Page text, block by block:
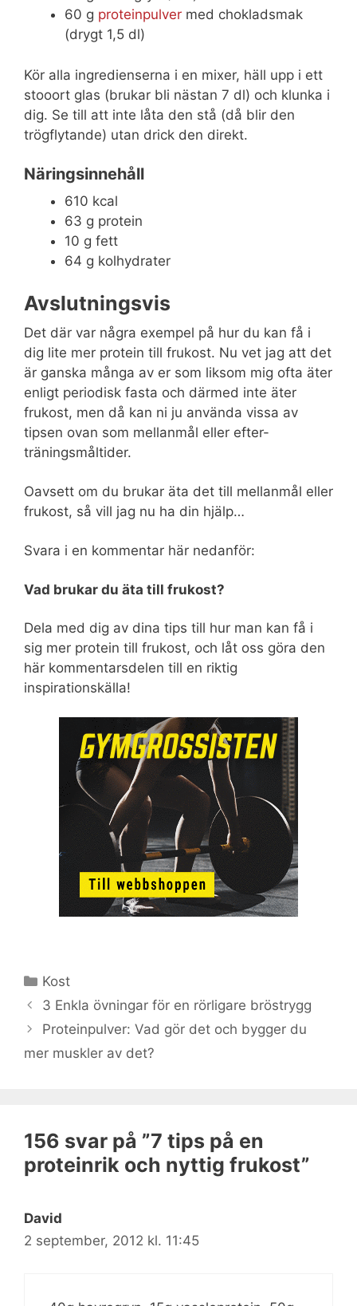
60 g proteinpulver med chokladsmak
(drygt 1,5 dl)
Kör alla ingredienserna i en mixer, häll upp i ett
stooort glas (brukar bli nästan 7 dl) och klunka i
dig. Se till att inte låta den stå (då blir den
trögflytande) utan drick den direkt.
Näringsinnehåll
610 kcal
63 g protein
10 g fett
64 g kolhydrater
Avslutningsvis
Det där var några exempel på hur du kan få i
dig lite mer protein till frukost. Nu vet jag att det
är ganska många av er som liksom mig ofta äter
enligt periodisk fasta och därmed inte äter
frukost, men då kan ni ju använda vissa av
tipsen ovan som mellanmål eller efter-
träningsmåltider.
Oavsett om du brukar äta det till mellanmål eller
frukost, så vill jag nu ha din hjälp…
Svara i en kommentar här nedanför:
Vad brukar du äta till frukost?
Dela med dig av dina tips till hur man kan få i
sig mer protein till frukost, och låt oss göra den
här kommentarsdelen till en riktig
inspirationskälla!
Kategorier
Kost
3 Enkla övningar för en rörligare bröstrygg
Proteinpulver: Vad gör det och bygger du
mer muskler av det?
156 svar på ”7 tips på en
proteinrik och nyttig frukost”
David
2 september, 2012 kl. 11:45